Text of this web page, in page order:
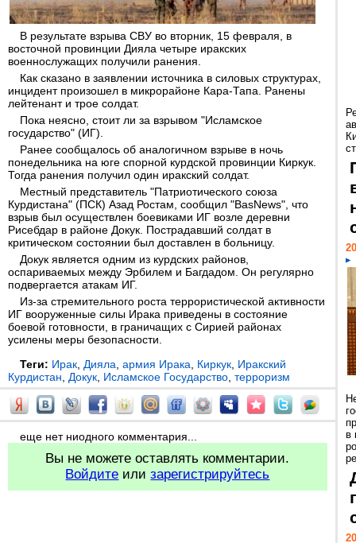
В результате взрыва СВУ во вторник, 15 февраля, в
восточной провинции Дияла четыре иракских
военнослужащих получили ранения.
Как сказано в заявлении источника в силовых структурах,
инцидент произошел в микрорайоне Кара-Тапа. Ранены
лейтенант и трое солдат.
Пока неясно, стоит ли за взрывом "Исламское
государство" (ИГ).
Ранее сообщалось об аналогичном взрыве в ночь
понедельника на юге спорной курдской провинции Киркук.
Тогда ранения получил один иракский солдат.
Местный представитель "Патриотического союза
Курдистана" (ПСК) Азад Ростам, сообщил "BasNews", что
взрыв был осуществлен боевиками ИГ возле деревни
Рисебдар в районе Докук. Пострадавший солдат в
критическом состоянии был доставлен в больницу.
Докук является одним из курдских районов,
оспариваемых между Эрбилем и Багдадом. Он регулярно
подвергается атакам ИГ.
Из-за стремительного роста террористической активности
ИГ вооруженные силы Ирака приведены в состояние
боевой готовности, в граничащих с Сирией районах
усилены меры безопасности.
Теги: Ирак Дияла армия Ирака Киркук Иракский
Курдистан
Докук Исламское Государство терроризм
еще нет ниодного комментария...
Вы не можете оставлять комментарии.
Войдите илизарегистрируйтесь
в